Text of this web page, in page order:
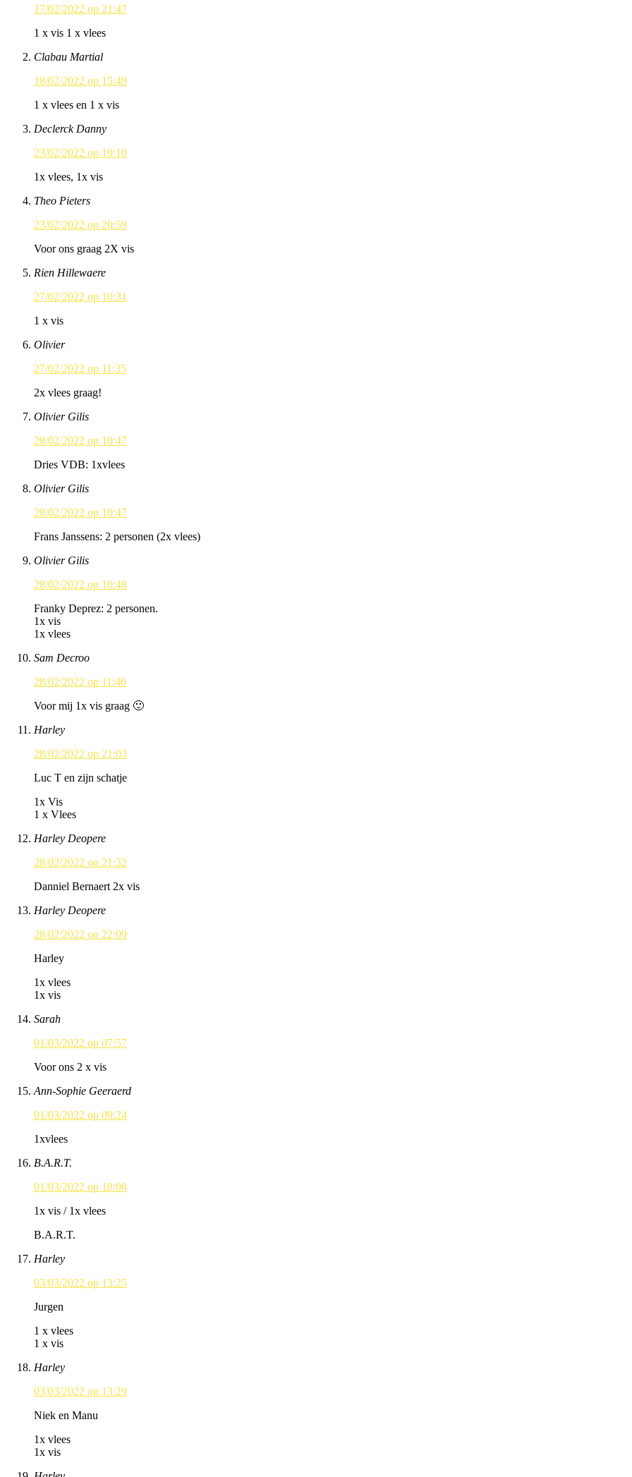
17/02/2022 op 21:47
1 x vis 1 x vlees
Clabau Martial
18/02/2022 op 15:49
1 x vlees en 1 x vis
Declerck Danny
23/02/2022 op 19:10
1x vlees, 1x vis
Theo Pieters
23/02/2022 op 20:59
Voor ons graag 2X vis
Rien Hillewaere
27/02/2022 op 10:31
1 x vis
Olivier
27/02/2022 op 11:35
2x vlees graag!
Olivier Gilis
28/02/2022 op 10:47
Dries VDB: 1xvlees
Olivier Gilis
28/02/2022 op 10:47
Frans Janssens: 2 personen (2x vlees)
Olivier Gilis
28/02/2022 op 10:48
Franky Deprez: 2 personen.
1x vis
1x vlees
Sam Decroo
28/02/2022 op 11:46
Voor mij 1x vis graag 🙂
Harley
28/02/2022 op 21:03
Luc T en zijn schatje
1x Vis
1 x Vlees
Harley Deopere
28/02/2022 op 21:32
Danniel Bernaert 2x vis
Harley Deopere
28/02/2022 op 22:09
Harley
1x vlees
1x vis
Sarah
01/03/2022 op 07:57
Voor ons 2 x vis
Ann-Sophie Geeraerd
01/03/2022 op 09:24
1xvlees
B.A.R.T.
01/03/2022 op 18:08
1x vis / 1x vlees
B.A.R.T.
Harley
03/03/2022 op 13:25
Jurgen
1 x vlees
1 x vis
Harley
03/03/2022 op 13:29
Niek en Manu
1x vlees
1x vis